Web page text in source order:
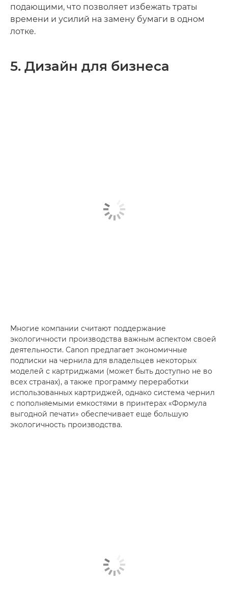
подающими, что позволяет избежать траты
времени и усилий на замену бумаги в одном
лотке.
5. Дизайн для бизнеса
Многие компании считают поддержание
экологичности производства важным аспектом своей
деятельности. Canon предлагает экономичные
подписки на чернила для владельцев некоторых
моделей с картриджами (может быть доступно не во
всех странах), а также программу переработки
использованных картриджей, однако система чернил
с пополняемыми емкостями в принтерах «Формула
выгодной печати» обеспечивает еще большую
экологичность производства.